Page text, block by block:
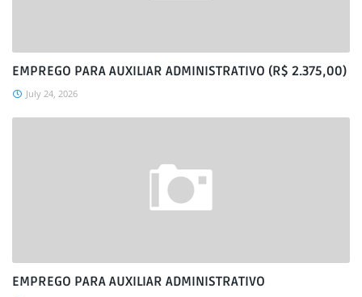
EMPREGO PARA AUXILIAR ADMINISTRATIVO (R$ 2.375,00)
July 24, 2026
EMPREGO PARA AUXILIAR ADMINISTRATIVO